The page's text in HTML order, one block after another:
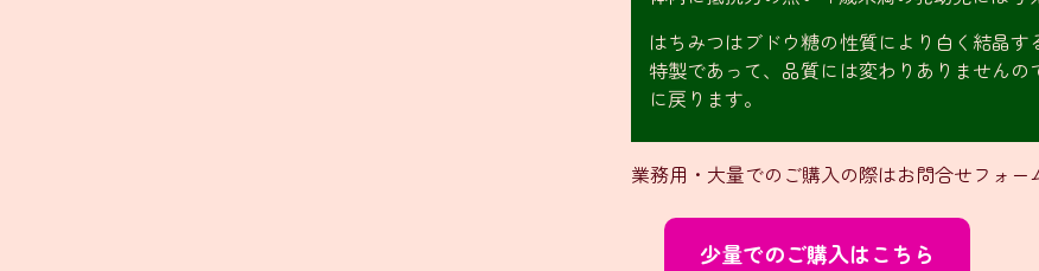
はちみつはブドウ糖の性質により白く結晶
特製であって、品質には変わりありません
に戻ります。
業務用・大量でのご購入の際はお問合せフォ
少量でのご購入はこちら